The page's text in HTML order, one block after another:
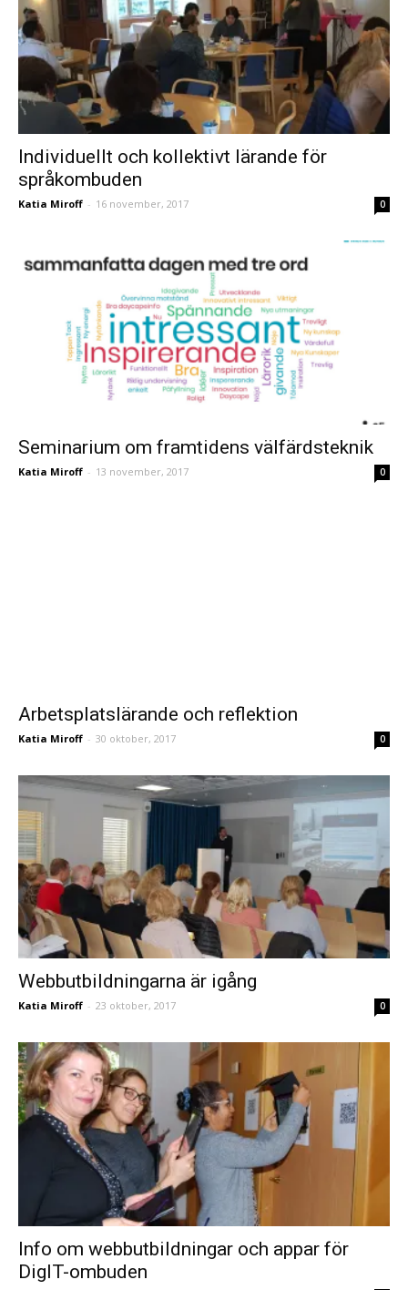
Individuellt och kollektivt lärande för
språkombuden
Katia Miroff - 16 november, 2017 0
Seminarium om framtidens välfärdsteknik
Katia Miroff - 13 november, 2017 0
Arbetsplatslärande och reflektion
Katia Miroff - 30 oktober, 2017 0
Webbutbildningarna är igång
Katia Miroff - 23 oktober, 2017 0
Info om webbutbildningar och appar för
DigIT-ombuden